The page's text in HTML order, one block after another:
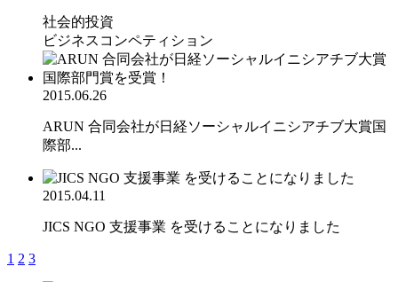
社会的投資
ビジネスコンペティション
2015.06.26
ARUN 合同会社が日経ソーシャルイニシアチブ大賞国
際部...
2015.04.11
JICS NGO 支援事業 を受けることになりました
1 2 3